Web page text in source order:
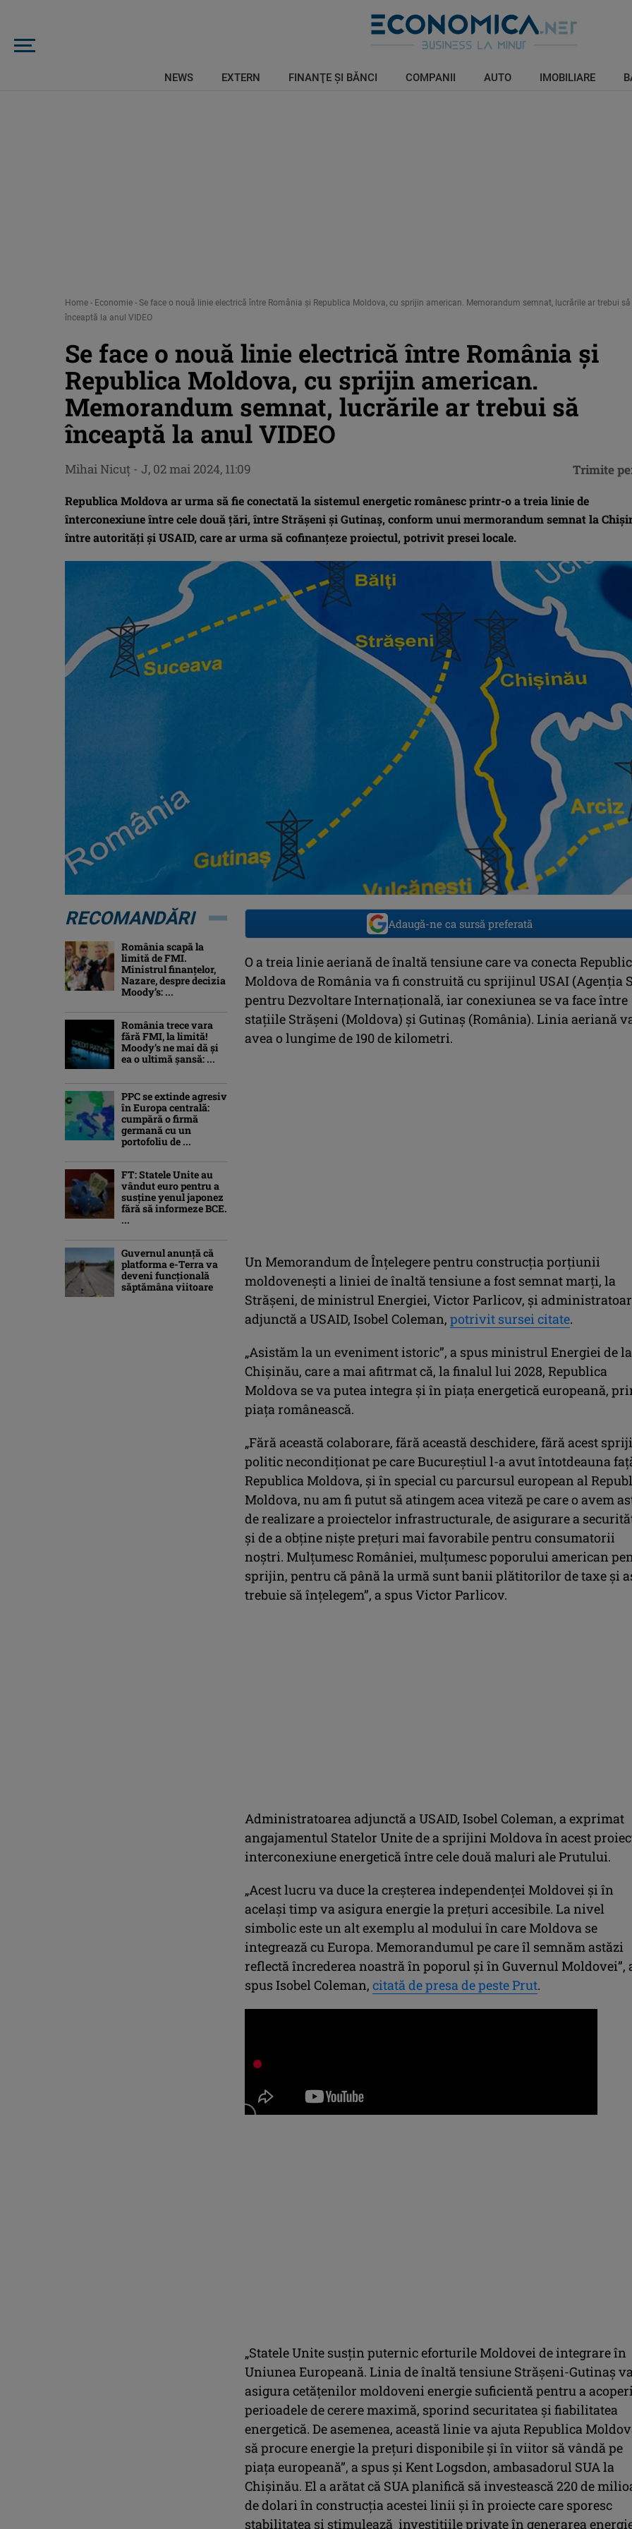
NEWS EXTERN FINANŢE ŞI BĂNCI COMPANII AUTO IMOBILIARE
Home - Economie - Se face o nouă linie electrică între România și Republica Moldova, cu sprijin american. Memorandum semnat, lucrările ar trebui să
înceaptă la anul VIDEO
Se face o nouă linie electrică între România și
Republica Moldova, cu sprijin american.
Memorandum semnat, lucrările ar trebui să
înceaptă la anul VIDEO
Republica Moldova ar urma să fie conectată la sistemul energetic românesc printr-o a treia linie de
înterconexiune între cele două țări, între Strășeni și Gutinaș, conform unui mermorandum semnat la
între autorități și USAID, care ar urma să cofinanțeze proiectul, potrivit presei locale.
Mihai Nicuţ - J, 02 mai 2024, 11:09 Trimite
Adaugă-ne ca sursă preferată
O a treia linie aeriană de înaltă tensiune care va conecta
Moldova de România va fi construită cu sprijinul USAI (Agenția
pentru Dezvoltare Internațională, iar conexiunea se va face între
stațiile Strășeni (Moldova) și Gutinaș (România). Linia aeriană
avea o lungime de 190 de kilometri.
Un Memorandum de Înțelegere pentru construcția porțiunii
moldovenești a liniei de înaltă tensiune a fost semnat marți, la
Strășeni, de ministrul Energiei, Victor Parlicov, și
adjunctă a USAID, Isobel Coleman, potrivit sursei citate.
„Asistăm la un eveniment istoric”, a spus ministrul Energiei de la
Chișinău, care a mai afitrmat că, la finalul lui 2028, Republica
Moldova se va putea integra și în piața energetică europeană,
piața românească.
„Fără această colaborare, fără această deschidere, fără acest
politic necondiționat pe care Bucureștiul l-a avut întotdeauna
Republica Moldova, și în special cu parcursul european al
Moldova, nu am fi putut să atingem acea viteză pe care o avem
de realizare a proiectelor infrastructurale, de asigurare a
și de a obține niște prețuri mai favorabile pentru consumatorii
noștri. Mulțumesc României, mulțumesc poporului american
sprijin, pentru că până la urmă sunt banii plătitorilor de taxe și
trebuie să înțelegem”, a spus Victor Parlicov.
Administratoarea adjunctă a USAID, Isobel Coleman, a exprimat
angajamentul Statelor Unite de a sprijini Moldova în acest
interconexiune energetică între cele două maluri ale Prutului.
„Acest lucru va duce la creșterea independenței Moldovei și în
același timp va asigura energie la prețuri accesibile. La nivel
simbolic este un alt exemplu al modului în care Moldova se
integrează cu Europa. Memorandumul pe care îl semnăm astăzi
reflectă încrederea noastră în poporul și în Guvernul Moldovei”,
spus Isobel Coleman, citată de presa de peste Prut.
„Statele Unite susțin puternic eforturile Moldovei de integrare în
Uniunea Europeană. Linia de înaltă tensiune Strășeni-Gutinaș
asigura cetățenilor moldoveni energie suficientă pentru a
perioadele de cerere maximă, sporind securitatea și fiabilitatea
energetică. De asemenea, această linie va ajuta Republica
să procure energie la prețuri disponibile și în viitor să vândă pe
piața europeană”, a spus și Kent Logsdon, ambasadorul SUA la
Chișinău. El a arătat că SUA planifică să investească 220 de
de dolari în construcția acestei linii și în proiecte care sporesc
stabilitatea și stimulează investițiile private în generarea
RECOMANDĂRI
România scapă la
limită de FMI.
Ministrul finanțelor,
Nazare, despre decizia
Moody’s: ...
România trece vara
fără FMI, la limită!
Moody’s ne mai dă și
ea o ultimă șansă: ...
PPC se extinde agresiv
în Europa centrală:
cumpără o firmă
germană cu un
portofoliu de ...
FT: Statele Unite au
vândut euro pentru a
susține yenul japonez
fără să informeze BCE.
...
Guvernul anunță că
platforma e-Terra va
deveni funcţională
săptămâna viitoare